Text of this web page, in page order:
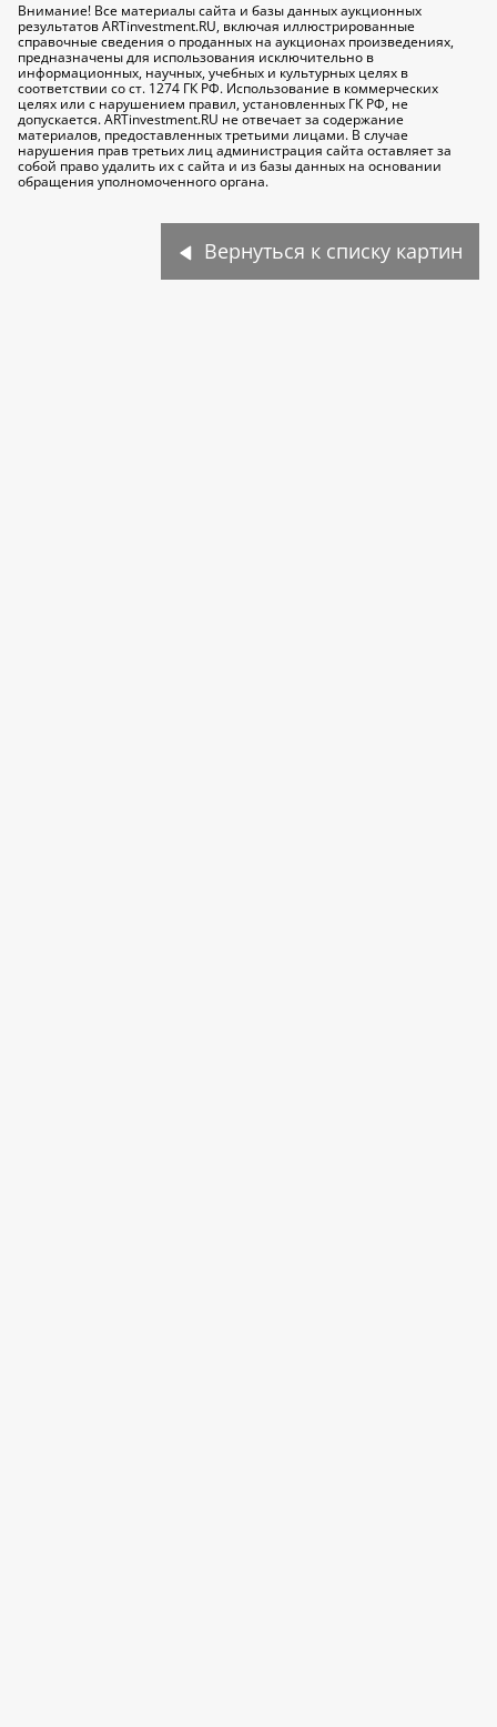
Внимание! Все материалы сайта и базы данных аукционных
результатов ARTinvestment.RU, включая иллюстрированные
справочные сведения о проданных на аукционах произведениях,
предназначены для использования исключительно в
информационных, научных, учебных и культурных целях в
соответствии со ст. 1274 ГК РФ. Использование в коммерческих
целях или с нарушением правил, установленных ГК РФ, не
допускается. ARTinvestment.RU не отвечает за содержание
материалов, предоставленных третьими лицами. В случае
нарушения прав третьих лиц администрация сайта оставляет за
собой право удалить их с сайта и из базы данных на основании
обращения уполномоченного органа.
Вернуться к списку картин